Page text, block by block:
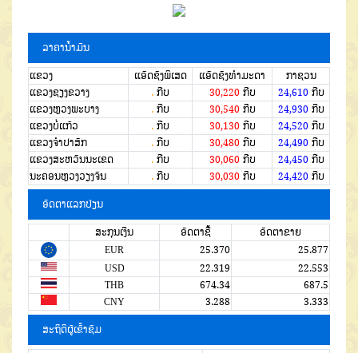
ລາຄານໍ້າມັນ
ແຂວງ ແອັດຊັງພິເສດ ແອັດຊັງທຳມະດາ
ກາຊວນ
ແຂວງຊຽງຂວາງ
. ກີບ 30,220ກີບ 24,610ກີບ
ແຂວງຫຼວງພະບາງ
. ກີບ 30,540ກີບ 24,930ກີບ
ແຂວງບໍ່ແກ້ວ
. ກີບ 30,130ກີບ 24,520ກີບ
ແຂວງຈໍາປາສັກ
. ກີບ 30,480ກີບ 24,490ກີບ
ແຂວງສະຫວັນນະເຂດ
. ກີບ 30,060ກີບ 24,450ກີບ
ນະຄອນຫຼວງວຽງຈັນ
. ກີບ 30,030ກີບ 24,420ກີບ
ອັດຕາແລກປ່ຽນ
ສະກຸນເງີນ ອັດຕາຊື້
ອັດຕາຂາຍ
EUR
25.370
25.877
USD
22.319
22.553
THB
674.34
687.5
CNY
3.288 3.333
ສະຖິຕິຜູ້ເຂົ້າຊົມ